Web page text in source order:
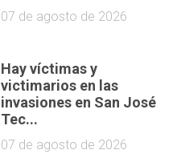
07 de agosto de 2026
Hay víctimas y
victimarios en las
invasiones en San José
Tec...
07 de agosto de 2026